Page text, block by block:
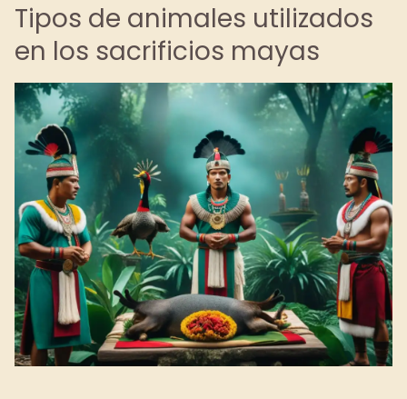
Tipos de animales utilizados
en los sacrificios mayas